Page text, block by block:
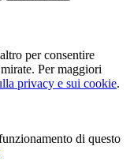
per consentire
Per maggiori
privacy e sui cookie.
di questo